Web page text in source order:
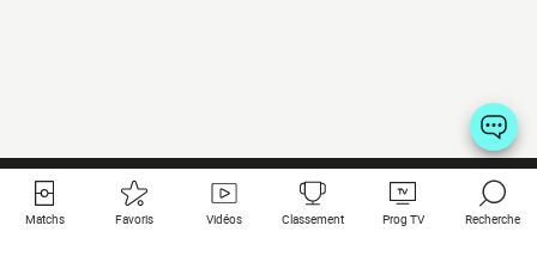
Matchs Favoris Vidéos Classement Prog TV Recherche